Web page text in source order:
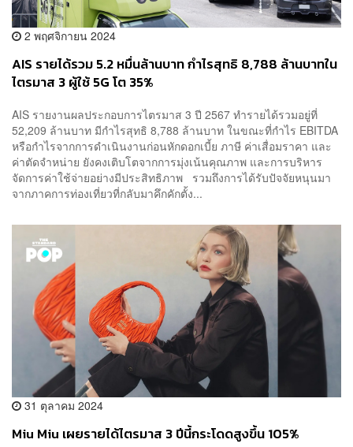
2 พฤศจิกายน 2024
AIS รายได้รวม 5.2 หมื่นล้านบาท กำไรสุทธิ 8,788 ล้านบาทใน
ไตรมาส 3 ผู้ใช้ 5G โต 35%
AIS รายงานผลประกอบการไตรมาส 3 ปี 2567 ทำรายได้รวมอยู่ที่
52,209 ล้านบาท มีกำไรสุทธิ 8,788 ล้านบาท ในขณะที่กำไร EBITDA
หรือกำไรจากการดำเนินงานก่อนหักดอกเบี้ย ภาษี ค่าเสื่อมราคา และ
ค่าตัดจำหน่าย ยังคงเติบโตจากการมุ่งเน้นคุณภาพ และการบริหาร
จัดการค่าใช้จ่ายอย่างมีประสิทธิภาพ รวมถึงการได้รับปัจจัยหนุนมา
จากภาคการท่องเที่ยวที่กลับมาคึกคักตั้ง...
31 ตุลาคม 2024
Miu Miu เผยรายได้ไตรมาส 3 ปีนี้กระโดดสูงขึ้น 105%